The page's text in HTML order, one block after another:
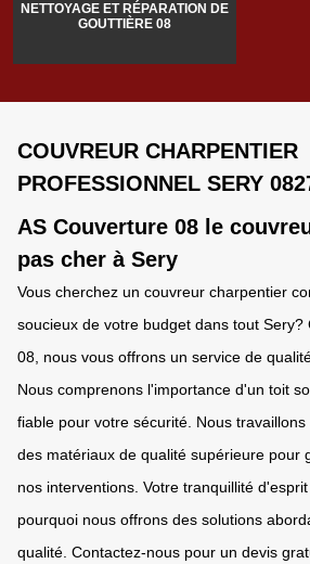
NETTOYAGE ET RÉPARATION DE
GOUTTIÈRE 08
COUVREUR CHARPENTIER
PROFESSIONNEL SERY
AS Couverture 08 le
pas cher à Sery
Vous cherchez un couvreur charpentier
soucieux de votre budget dans tout Sery?
08, nous vous offrons un service de
Nous comprenons l'importance d'un toit
fiable pour votre sécurité. Nous
des matériaux de qualité supérieure pour
nos interventions. Votre tranquillité
pourquoi nous offrons des solutions
qualité. Contactez-nous pour un devis